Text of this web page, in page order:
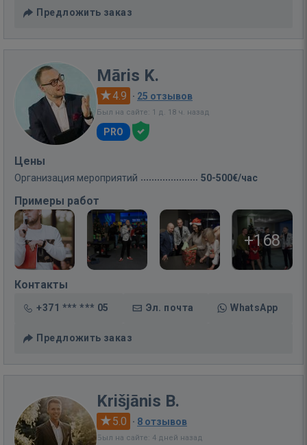
Предложить заказ
Māris K.
4.9 · 25 отзывов
Был на сайте: 1 д. 18 ч. назад
PRO
Цены
Организация мероприятий 50-500€/час
Примеры работ
+168
Контакты
+371 *** *** 05 Эл. почта WhatsApp
Предложить заказ
Krišjānis B.
5.0 · 8 отзывов
Был на сайте: 4 дней назад